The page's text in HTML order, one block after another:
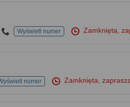
Wyświetl numer Zamknięta,
numer Zamknięta,